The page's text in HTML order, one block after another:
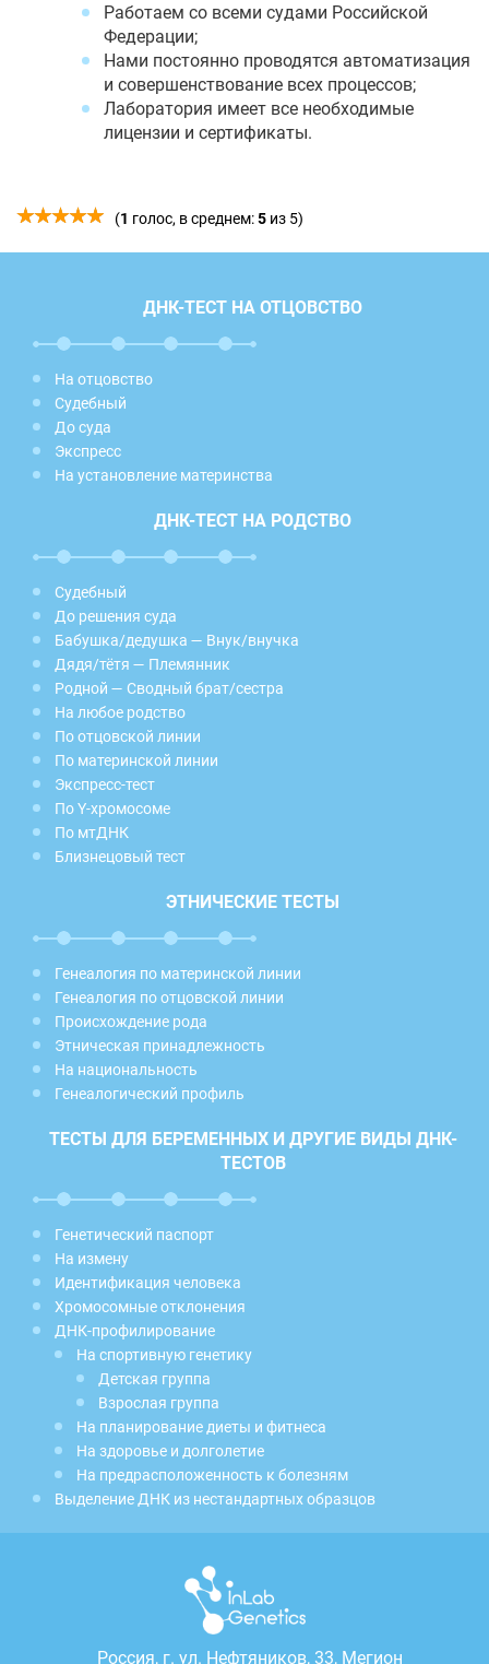
Работаем со всеми судами Российской
Федерации;
Нами постоянно проводятся автоматизация
и совершенствование всех процессов;
Лаборатория имеет все необходимые
лицензии и сертификаты.
(1 голос, в среднем:5 из 5)
ДНК-ТЕСТ НА ОТЦОВСТВО
На отцовство
Судебный
До суда
Экспресс
На установление материнства
ДНК-ТЕСТ НА РОДСТВО
Судебный
До решения суда
Бабушка/дедушка — Внук/внучка
Дядя/тётя — Племянник
Родной — Сводный брат/сестра
На любое родство
По отцовской линии
По материнской линии
Экспресс-тест
По Y-хромосоме
По мтДНК
Близнецовый тест
ЭТНИЧЕСКИЕ ТЕСТЫ
Генеалогия по материнской линии
Генеалогия по отцовской линии
Происхождение рода
Этническая принадлежность
На национальность
Генеалогический профиль
ТЕСТЫ ДЛЯ БЕРЕМЕННЫХ И ДРУГИЕ ВИДЫ ДНК-
ТЕСТОВ
Генетический паспорт
На измену
Идентификация человека
Хромосомные отклонения
ДНК-профилирование
На спортивную генетику
Детская группа
Взрослая группа
На планирование диеты и фитнеса
На здоровье и долголетие
На предрасположенность к болезням
Выделение ДНК из нестандартных образцов
Россия, г. ул. Нефтяников, 33, Мегион